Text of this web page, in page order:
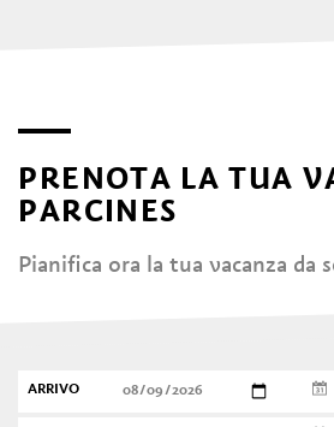
PRENOTA LA TUA
PARCINES
Pianifica ora la tua vacanza da
ARRIVO